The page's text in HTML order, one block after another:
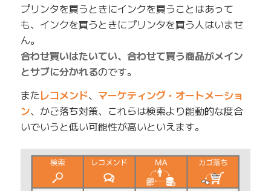
プリンタを買うときにインクを買うことはあって
も、インクを買うときにプリンタを買う人はいませ
ん。
合わせ買いはたいてい、合わせて買う商品がメイン
とサブに分かれるのです。
またレコメンド、 マーケティング・オートメーショ
ン、かご落ち対策、これらは検索より能動的な度合
いでいうと低い可能性が高いといえます。